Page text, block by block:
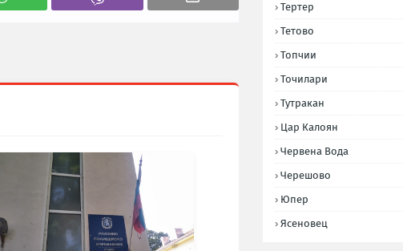
Тертер
Тетово
Топчии
Точилари
Тутракан
Цар Калоян
Червена Вода
Черешово
Юпер
Ясеновец